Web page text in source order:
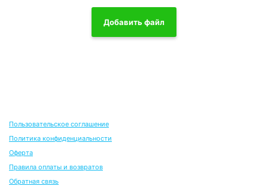
Добавить файл
Пользовательское соглашение
Политика конфиденциальности
Оферта
Правила оплаты и возвратов
Обратная связь